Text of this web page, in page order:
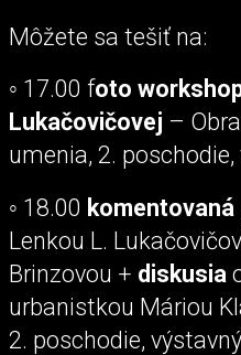
Môžete sa tešiť na:
◦ 17.00 foto
Lukačovičovej –
umenia, 2. poschodie,
◦ 18.00
Lenkou L.
Brinzovou + diskusia
urbanistkou Máriou
2. poschodie,